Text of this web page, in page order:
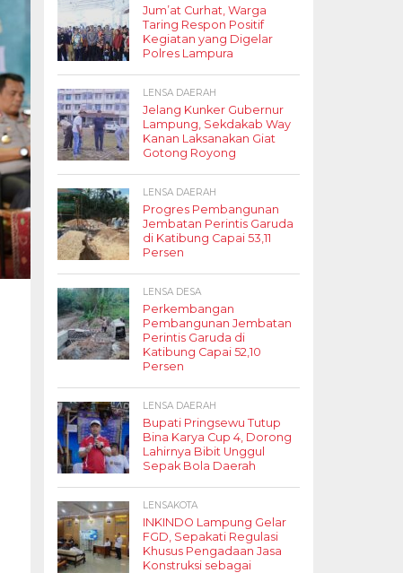
Jum’at Curhat, Warga
Taring Respon Positif
Kegiatan yang Digelar
Polres Lampura
LENSA DAERAH
Jelang Kunker Gubernur
Lampung, Sekdakab Way
Kanan Laksanakan Giat
Gotong Royong
LENSA DAERAH
Progres Pembangunan
Jembatan Perintis Garuda
di Katibung Capai 53,11
Persen
LENSA DESA
Perkembangan
Pembangunan Jembatan
Perintis Garuda di
Katibung Capai 52,10
Persen
LENSA DAERAH
Bupati Pringsewu Tutup
Bina Karya Cup 4, Dorong
Lahirnya Bibit Unggul
Sepak Bola Daerah
LENSAKOTA
INKINDO Lampung Gelar
FGD, Sepakati Regulasi
Khusus Pengadaan Jasa
Konstruksi sebagai